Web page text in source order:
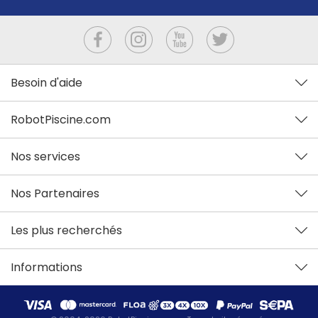
Besoin d'aide
RobotPiscine.com
Nos services
Nos Partenaires
Les plus recherchés
Informations